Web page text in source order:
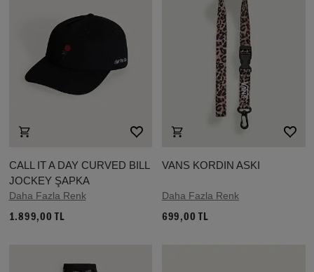
CALL IT A DAY CURVED BILL
JOCKEY ŞAPKA
Daha Fazla Renk
1.899,00 TL
VANS KORDIN ASKI
Daha Fazla Renk
699,00 TL